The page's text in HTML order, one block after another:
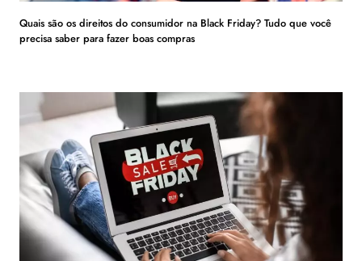
Quais são os direitos do consumidor na Black Friday? Tudo que você
precisa saber para fazer boas compras